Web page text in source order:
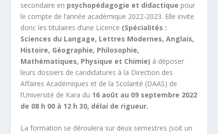
secondaire en psychopédagogie et didactique pour
le compte de l’année académique 2022-2023. Elle invite
donc les titulaires d’une Licence (Spécialités :
Sciences du Langage, Lettres Modernes, Anglais,
Histoire, Géographie, Philosophie,
Mathématiques, Physique et Chimie) à déposer
leurs dossiers de candidatures à la Direction des
Affaires Académiques et de la Scolarité (DAAS) de
l’Université de Kara du 16 août au 09 septembre 2022
de 08 h 00 à 12 h 30, délai de rigueur.
La formation se déroulera sur deux semestres (soit un